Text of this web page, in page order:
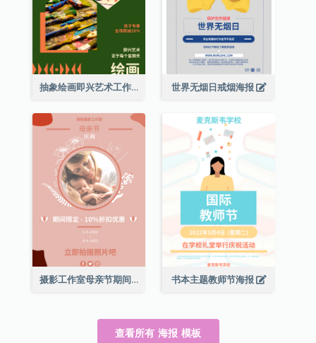
抽象绘画即兴艺术工作坊海报 世界无烟日戒烟海报
摄影工作室母亲节期间限定优惠宣传海报 书本主题教师节海报
查看所有 海报 模板